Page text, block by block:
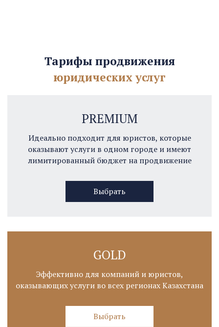
Тарифы продвижения
юридических услуг
PREMIUM
Идеально подходит для юристов, которые
оказывают услуги в одном городе и имеют
лимитированный бюджет на продвижение
Выбрать
GOLD
Эффективно для компаний и юристов,
оказывающих услуги во всех регионах Казахстана
Выбрать